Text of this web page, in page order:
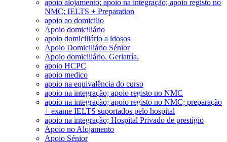
apoio alojamento; apoio na integração; apoio registo no
NMC; IELTS + Preparation
apoio ao domicilio
Apoio domiciliário
apoio domiciliário a idosos
Apoio Domiciliário Sénior
Apoio domiciliário. Geriatría.
apoio HCPC
apoio medico
apoio na equivalência do curso
apoio na integração; apoio registo no NMC
apoio na integração; apoio registo no NMC; preparação
+ exame IELTS suportados pelo hospital
apoio na integração; Hospital Privado de prestígio
Apoio no Alojamento
Apoio Sénior